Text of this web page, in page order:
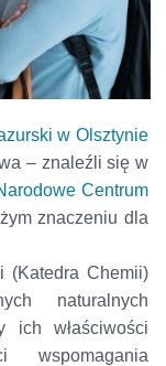
w Olsztynie
– znaleźli się w
Centrum
znaczeniu dla
(Katedra Chemii)
naturalnych
ich właściwości
wspomagania